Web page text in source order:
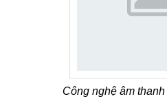
Công nghệ âm